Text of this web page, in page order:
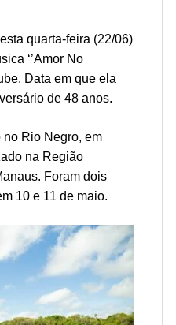
quarta-feira (22/06)
‘’Amor No
Data em que ela
de 48 anos.
Rio Negro, em
na Região
Foram dois
10 e 11 de maio.